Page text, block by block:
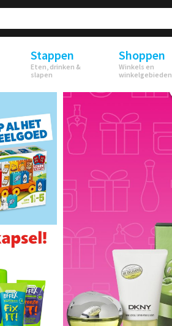
Stappen
Eten, drinken &
slapen
Shoppen
Winkels en
winkelgebieden